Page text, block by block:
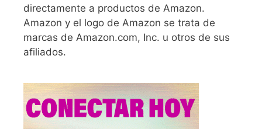
directamente a productos de Amazon.
Amazon y el logo de Amazon se trata de
marcas de Amazon.com, Inc. u otros de sus
afiliados.